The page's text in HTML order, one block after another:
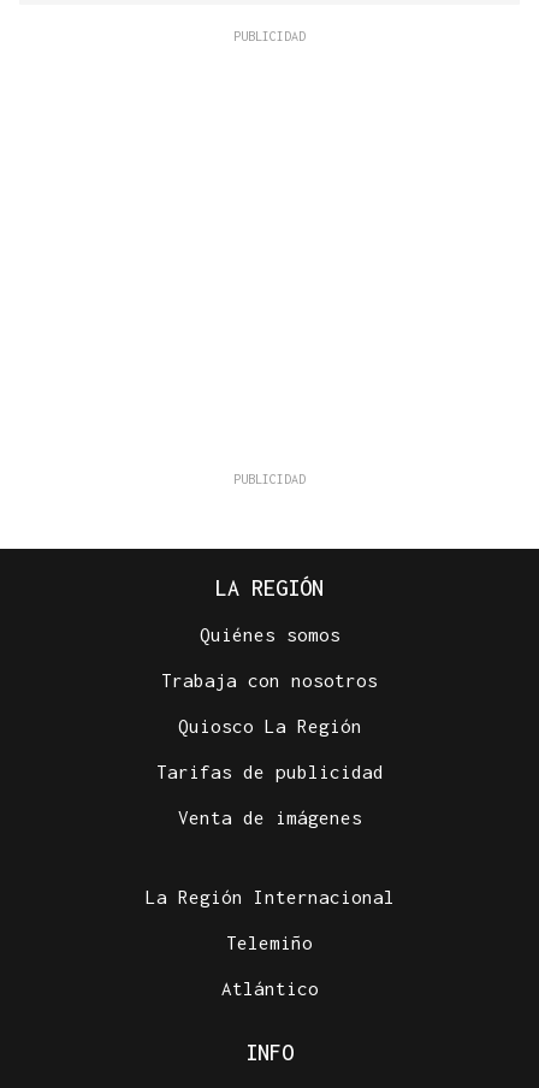
LA REGIÓN
Quiénes somos
Trabaja con nosotros
Quiosco La Región
Tarifas de publicidad
Venta de imágenes
La Región Internacional
Telemiño
Atlántico
INFO